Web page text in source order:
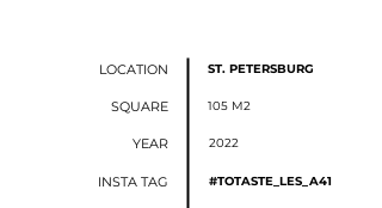
LOCATION ST. PETERSBURG
SQUARE 105 M2
YEAR 2022
INSTA TAG #TOTASTE_LES_A41